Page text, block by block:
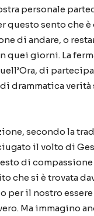
personale
questo sento che è
di andare, o
quei giorni. La
’Ora, di
drammatica verità
secondo la
il volto di Ges
di compassione
che si è trovata
per il nostro
Ma immagino